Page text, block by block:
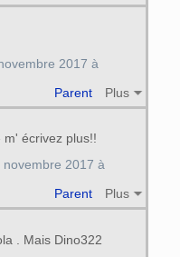
Parent Plus
2017 à
m' écrivez plus!!
Parent Plus
novembre 2017 à
. Mais Dino322